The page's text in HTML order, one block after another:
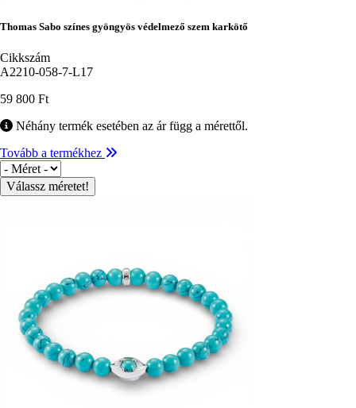
Thomas Sabo színes gyöngyös védelmező szem karkötő
Cikkszám
A2210-058-7-L17
59 800 Ft
Néhány termék esetében az ár függ a mérettől.
Tovább a termékhez
Méret